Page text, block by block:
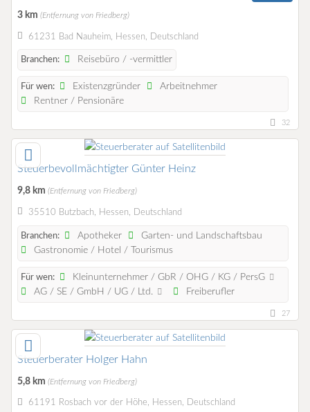
3 km (Entfernung von Friedberg)
61231 Bad Nauheim, Hessen, Deutschland
Branchen: Reisebüro / -vermittler
Für wen: Existenzgründer
Arbeitnehmer
Rentner / Pensionäre
32
Steuerbevollmächtigter Günter Heinz
9,8 km (Entfernung von Friedberg)
35510 Butzbach, Hessen, Deutschland
Branchen: Apotheker
Garten- und Landschaftsbau
Gastronomie / Hotel / Tourismus
Für wen:
Kleinunternehmer / GbR / OHG / KG / PersG
AG / SE / GmbH / UG / Ltd.
Freiberufler
27
Steuerberater Holger Hahn
5,8 km (Entfernung von Friedberg)
61191 Rosbach vor der Höhe, Hessen, Deutschland